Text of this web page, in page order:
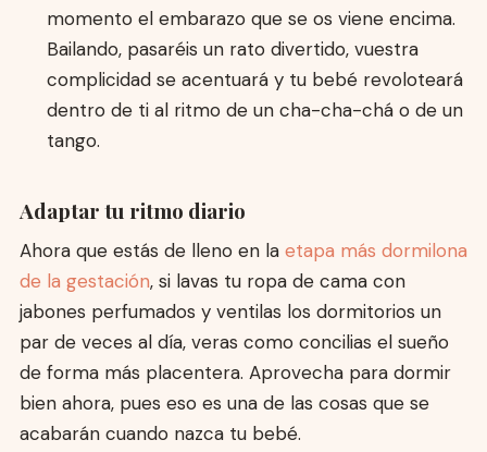
momento el embarazo que se os viene encima.
Bailando, pasaréis un rato divertido, vuestra
complicidad se acentuará y tu bebé revoloteará
dentro de ti al ritmo de un cha-cha-chá o de un
tango.
Adaptar tu ritmo diario
Ahora que estás de lleno en la etapa más dormilona
de la gestación, si lavas tu ropa de cama con
jabones perfumados y ventilas los dormitorios un
par de veces al día, veras como concilias el sueño
de forma más placentera. Aprovecha para dormir
bien ahora, pues eso es una de las cosas que se
acabarán cuando nazca tu bebé.